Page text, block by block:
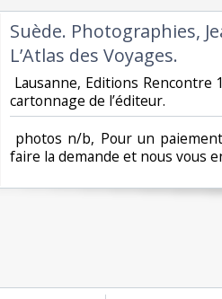
‎Suède. Photographies,
L’Atlas des Voyages. ‎
Lausanne, Editions
cartonnage de l’éditeur. ‎
photos n/b, Pour un
faire la demande et nous vous